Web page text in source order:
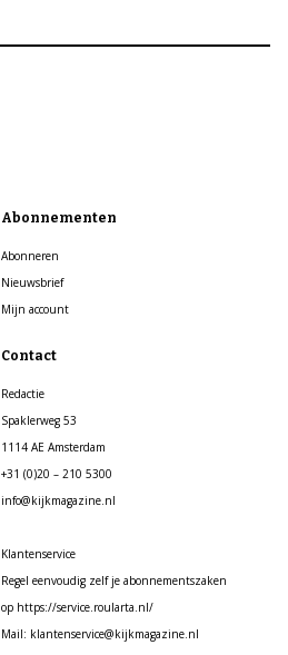
Abonnementen
Abonneren
Nieuwsbrief
Mijn account
Contact
Redactie
Spaklerweg 53
1114 AE Amsterdam
+31 (0)20 – 210 5300
info@kijkmagazine.nl
Klantenservice
Regel eenvoudig zelf je abonnementszaken
op https://service.roularta.nl/
Mail: klantenservice@kijkmagazine.nl